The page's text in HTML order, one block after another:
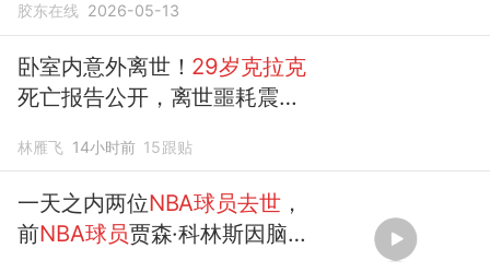
胶东在线 2026-05-13
卧室内意外离世！ 29岁克拉克
死亡报告公开，离世噩耗震惊
林雁飞 14小时前 15跟贴
一天之内两位NBA球员去世，
前NBA球员贾森·科林斯因脑癌